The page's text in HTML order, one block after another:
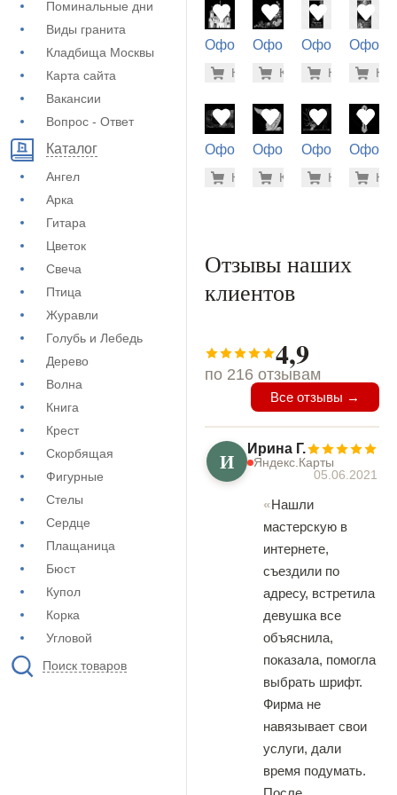
Поминальные дни
Виды гранита
Кладбища Москвы
Карта сайта
Вакансии
Вопрос - Ответ
Каталог
Ангел
Арка
Гитара
Цветок
Свеча
Птица
Журавли
Голубь и Лебедь
Дерево
Волна
Книга
Крест
Скорбящая
Фигурные
Стелы
Сердце
Плащаница
Бюст
Купол
Корка
Угловой
Поиск товаров
Оформление
(71-700)
-7% 1.900
Купить
Оформление
(71-646)
-7%
Купить
Оформление
(72-708)
-
Купить(72-
Оформление
(73-574)
-7% 900 руб.
Купить
Оформление
(71-534)
-7%
Купить
Оформление
(73-596)
-
Купить(71-
Отзывы наших
клиентов
4,9
по 216 отзывам
Все отзывы →
И Ирина Г.
Яндекс.Карты
05.06.2021
Нашли
мастерскую в
интернете,
съездили по
адресу, встретила
девушка все
объяснила,
показала, помогла
выбрать шрифт.
Фирма не
навязывает свои
услуги, дали
время подумать.